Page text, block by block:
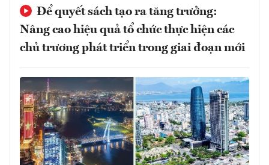
Để quyết sách tạo ra tăng trưởng:
Nâng cao hiệu quả tổ chức thực hiện các
chủ trương phát triển trong giai đoạn mới